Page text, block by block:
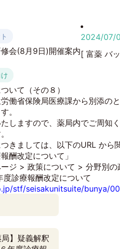
会(8月9日)開催案内
2024/07/
[ 富薬 バ
いて（その８）
働省保険局医療課から別添の
。
しますので、薬局内でご周知
きましては、以下のURL から
酬改定について」
ジ > 政策について > 分野別の
診療報酬改定について
stf/seisakunitsuite/bunya/
局】疑義解釈